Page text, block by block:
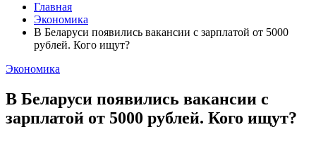
Главная
Экономика
В Беларуси появились вакансии с зарплатой от 5000
рублей. Кого ищут?
Экономика
В Беларуси появились вакансии с
зарплатой от 5000 рублей. Кого ищут?